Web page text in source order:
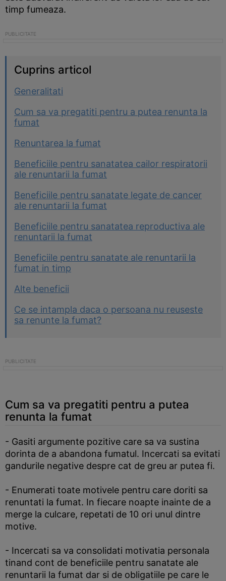
timp fumeaza.
Cuprins articol
Generalitati
Cum sa va pregatiti pentru a putea renunta la
fumat
Renuntarea la fumat
Beneficiile pentru sanatatea cailor respiratorii
ale renuntarii la fumat
Beneficiile pentru sanatate legate de cancer
ale renuntarii la fumat
Beneficiile pentru sanatatea reproductiva ale
renuntarii la fumat
Beneficiile pentru sanatate ale renuntarii la
fumat in timp
Alte beneficii
Ce se intampla daca o persoana nu reuseste
sa renunte la fumat?
Cum sa va pregatiti pentru a putea
renunta la fumat
- Gasiti argumente pozitive care sa va sustina
dorinta de a abandona fumatul. Incercati sa evitati
gandurile negative despre cat de greu ar putea fi.
- Enumerati toate motivele pentru care doriti sa
renuntati la fumat. In fiecare noapte inainte de a
merge la culcare, repetati de 10 ori unul dintre
motive.
- Incercati sa va consolidati motivatia personala
tinand cont de beneficiile pentru sanatate ale
renuntarii la fumat dar si de obligatiile pe care le